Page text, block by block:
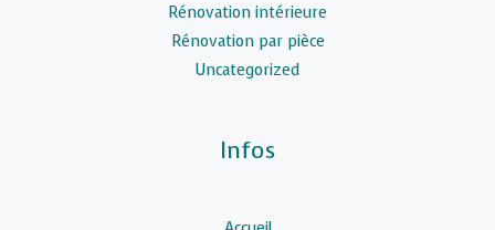
Rénovation intérieure
Rénovation par pièce
Uncategorized
Infos